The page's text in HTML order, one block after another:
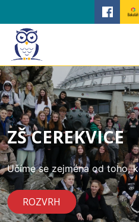
ZŠ CEREKVICE
Učíme se zejména od toho,
ROZVRH